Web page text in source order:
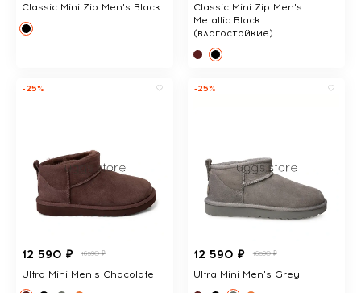
Classic Mini Zip Men's Black
Classic Mini Zip Men's
Metallic Black
(влагостойкие)
-25%
12 590 ₽ 16590 ₽
Ultra Mini Men's Chocolate
-25%
12 590 ₽ 16590 ₽
Ultra Mini Men's Grey